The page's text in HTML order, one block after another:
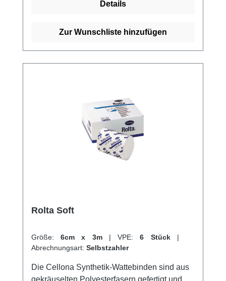
Details
Zur Wunschliste hinzufügen
Rolta Soft
Größe: 6cm x 3m | VPE: 6 Stück |
Abrechnungsart: Selbstzahler
Die Cellona Synthetik-Wattebinden sind aus
gekräuselten Polyesterfasern gefertigt und